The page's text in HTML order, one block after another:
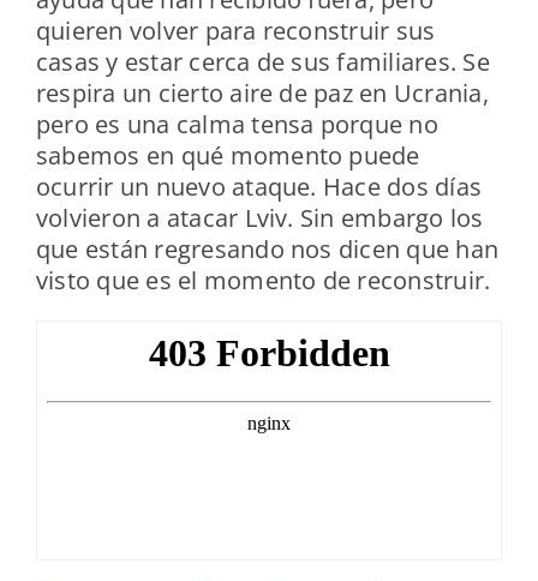
quieren volver para reconstruir sus
casas y estar cerca de sus familiares. Se
respira un cierto aire de paz en Ucrania,
pero es una calma tensa porque no
sabemos en qué momento puede
ocurrir un nuevo ataque. Hace dos días
volvieron a atacar Lviv. Sin embargo los
que están regresando nos dicen que han
visto que es el momento de reconstruir.